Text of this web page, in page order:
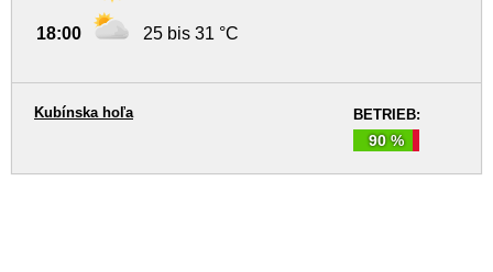
18:00 25 bis 31 °C
BETRIEB:
90 %
Kubínska hoľa